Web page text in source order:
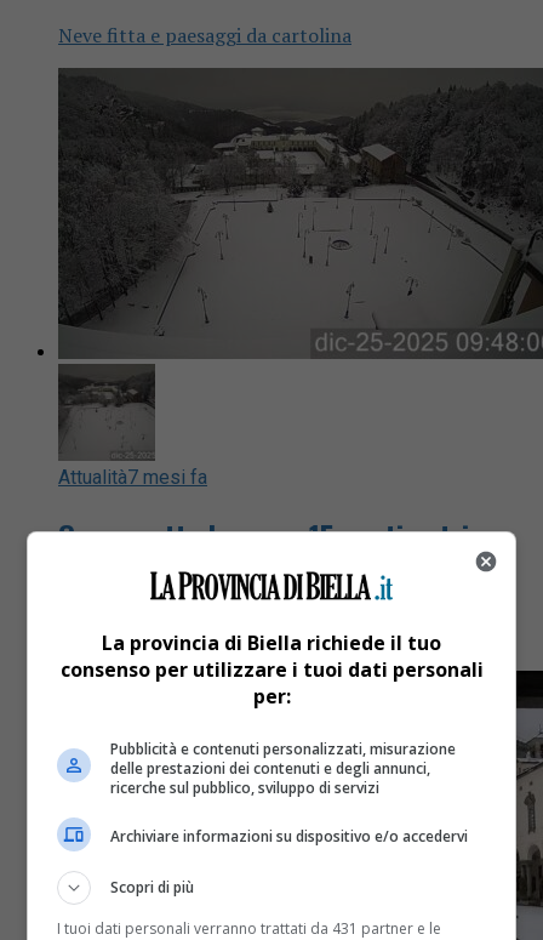
Neve fitta e paesaggi da cartolina
Attualità7 mesi fa
Oropa sotto la neve: 15 centimetri
caduti a Natale
Santuario imbiancato
La provincia di Biella richiede il tuo
consenso per utilizzare i tuoi dati personali
per:
Pubblicità e contenuti personalizzati, misurazione
delle prestazioni dei contenuti e degli annunci,
ricerche sul pubblico, sviluppo di servizi
Archiviare informazioni su dispositivo e/o accedervi
Scopri di più
I tuoi dati personali verranno trattati da 431 partner e le